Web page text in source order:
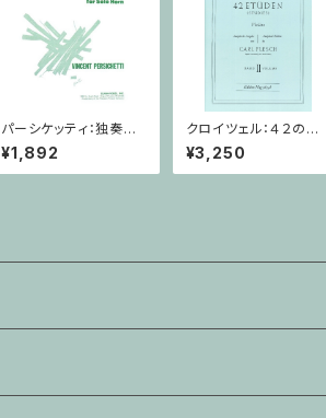
パーシケッティ：独奏ホ
ルンのための寓話 第８
番 作品120 / ホルン
¥1,892
クロイツェル：４２の練
習曲 ２巻 / ヴァイオリ
ン教本
¥3,250